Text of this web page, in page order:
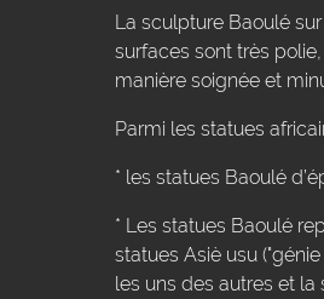
La sculpture Baoulé
surfaces sont très
manière soignée et
Parmi les statues
* les statues Baoulé
* Les statues Baoulé
statues Asiè usu
les uns des autres et